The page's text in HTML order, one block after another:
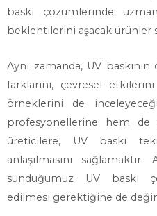
baskı çözümlerinde
beklentilerini aşacak ürünler
Aynı zamanda, UV
farklarını, çevresel
örneklerini de
profesyonellerine hem
üreticilere, UV baskı
anlaşılmasını
sunduğumuz UV baskı
edilmesi gerektiğine de